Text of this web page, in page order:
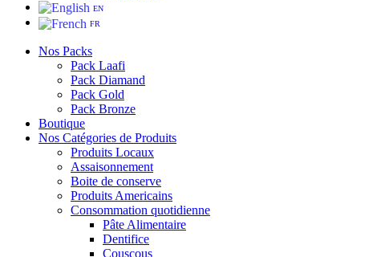
EN
FR
Nos Packs
Pack Laafi
Pack Diamand
Pack Gold
Pack Bronze
Boutique
Nos Catégories de Produits
Produits Locaux
Assaisonnement
Boite de conserve
Produits Americains
Consommation quotidienne
Pâte Alimentaire
Dentifice
Couscous